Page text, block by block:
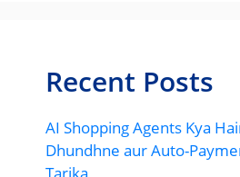
Recent Posts
AI Shopping Agents Kya
Dhundhne aur Auto-